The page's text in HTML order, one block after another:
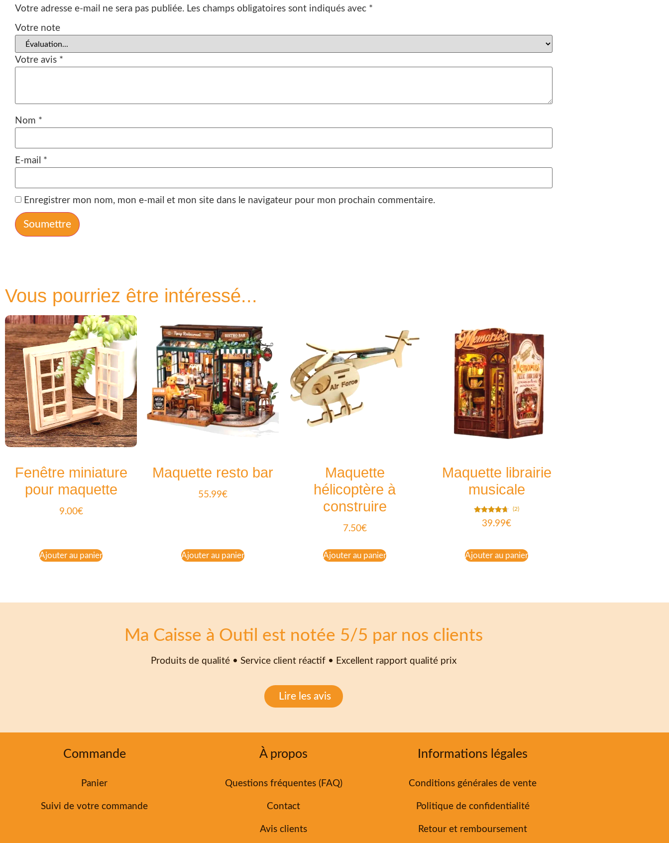
Votre adresse e-mail ne sera pas publiée. Les champs obligatoires sont indiqués avec *
Votre note
Votre avis *
Nom *
E-mail *
Enregistrer mon nom, mon e-mail et mon site dans le navigateur pour mon prochain commentaire.
Vous pourriez être intéressé...
Fenêtre miniature
pour maquette
9.00€
Ajouter au panier
Maquette resto bar
55.99€
Ajouter au panier
Maquette
hélicoptère à
construire
7.50€
Ajouter au panier
Maquette librairie
musicale
Note
4.50
(2)
39.99€
Ajouter au panier
Ma Caisse à Outil est notée 5/5 par nos clients
Produits de qualité • Service client réactif • Excellent rapport qualité prix
Lire les avis
Commande
Panier
Suivi de votre commande
À propos
Questions fréquentes (FAQ)
Contact
Avis clients
Informations légales
Conditions générales de vente
Politique de confidentialité
Retour et remboursement